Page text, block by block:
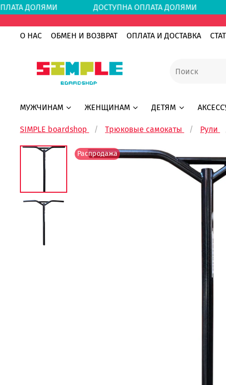
ДОЛЯМИ ДОСТУПНА ОПЛАТА ДОЛЯМИ
О НАС
ОБМЕН И ВОЗВРАТ ОПЛАТА И ДОСТАВКА
МУЖЧИНАМ ЖЕНЩИНАМ ДЕТЯМ
SIMPLE boardshop Трюковые самокаты Рули
Распродажа